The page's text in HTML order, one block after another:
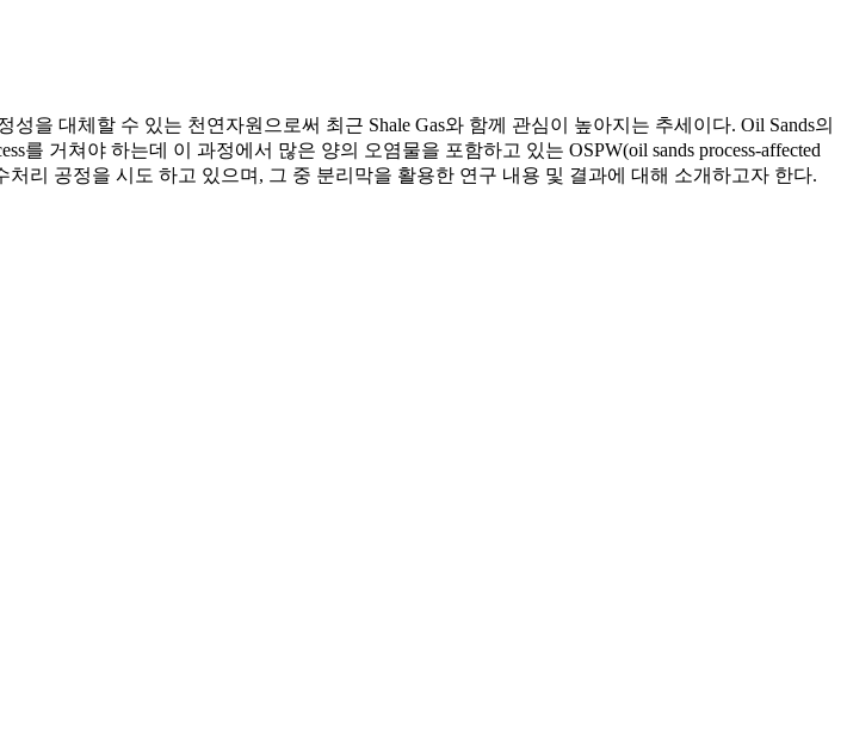
을 대체할 수 있는 천연자원으로써 최근 Shale Gas와 함께 관심이 높아지는 추세이다. Oil Sands의
를 거쳐야 하는데 이 과정에서 많은 양의 오염물을 포함하고 있는 OSPW(oil sands process-affected
리 공정을 시도 하고 있으며, 그 중 분리막을 활용한 연구 내용 및 결과에 대해 소개하고자 한다.